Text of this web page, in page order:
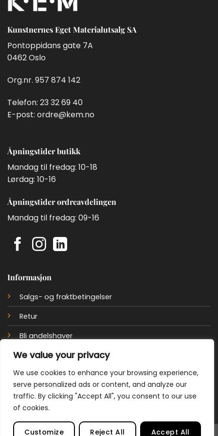
We value your privacy
We use cookies to enhance your browsing experience,
serve personalized ads or content, and analyze our
traffic. By clicking "Accept All", you consent to our use
of cookies.
Customize Reject All Accept All
på
produktsiden
Kunstnernes Eget Materialutsalg SA
Pontoppidans gate 7A
0462 Oslo
Org.nr. 957 874 142
Telefon: 23 32 69 40
E-post: ordre@kem.no
Åpningstider butikk
Mandag til fredag: 10-18
Lørdag: 10-16
Åpningstider ordreavdelingen
Mandag til fredag: 09-16
Informasjon
Salgs- og fraktbetingelser
Retur
Bli andelshaver
Personvernerklæring
Cookie policy